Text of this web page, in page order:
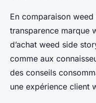
En comparaison
transparence marque
d’achat weed side
comme aux
des conseils
une expérience client